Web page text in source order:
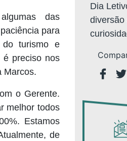
das
para
do turismo e
é preciso nos
Marcos.
o Gerente.
melhor todos
Estamos
de
Dia